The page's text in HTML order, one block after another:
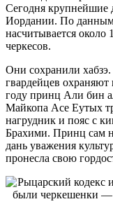
Сегодня
Иордании. По данным
насчитывается около
черкесов.
Они сохранили
гвардейцев
году принц Али бин
Майкопа Асе Еутых
нагрудник и пояс с
Брахими. Принц сам
дань уважения
пронесла свою